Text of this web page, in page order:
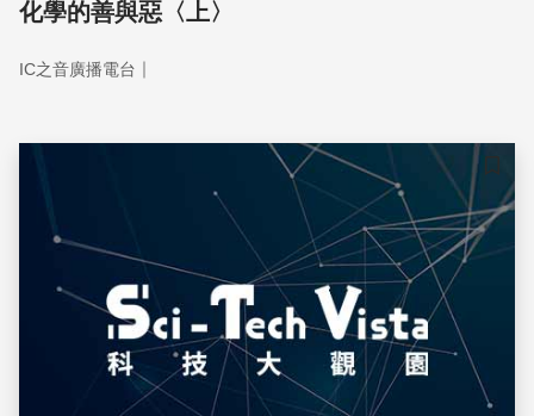
化學的善與惡〈上〉
IC之音廣播電台 ｜
儲存